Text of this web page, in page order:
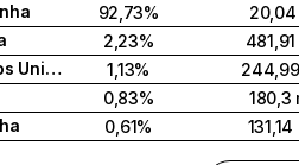
92,73%
20,04
2,23%
Estados Unidos
1,13%
0,83%
180,3
0,61%